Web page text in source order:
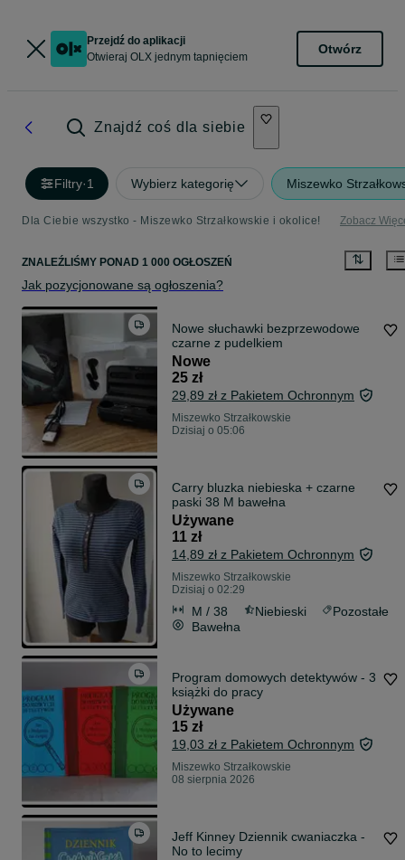
Przejdź do aplikacji
Otwieraj OLX jednym tapnięciem
Otwórz
Znajdź coś dla siebie
Filtry·1 Wybierz kategorię Miszewko
Dla Ciebie wszystko - Miszewko Strzałkowskie i okolice! Zobacz
ZNALEŹLIŚMY PONAD 1 000 OGŁOSZEŃ
Jak pozycjonowane są ogłoszenia?
Nowe słuchawki bezprzewodowe
czarne z pudelkiem
Nowe
25 zł
29,89 zł z Pakietem Ochronnym
Miszewko Strzałkowskie
Dzisiaj o 05:06
Carry bluzka niebieska + czarne
paski 38 M bawełna
Używane
11 zł
14,89 zł z Pakietem Ochronnym
Miszewko Strzałkowskie
Dzisiaj o 02:29
M / 38 Niebieski
Pozostałe
Bawełna
Program domowych detektywów - 3
książki do pracy
Używane
15 zł
19,03 zł z Pakietem Ochronnym
Miszewko Strzałkowskie
08 sierpnia 2026
Jeff Kinney Dziennik cwaniaczka -
No to lecimy